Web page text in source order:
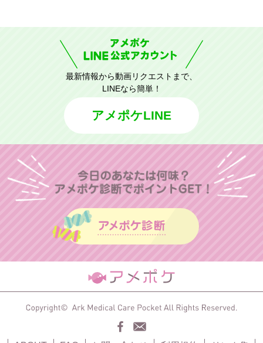
最新情報から動画リクエストまで、
LINEなら簡単！
アメポケLINE